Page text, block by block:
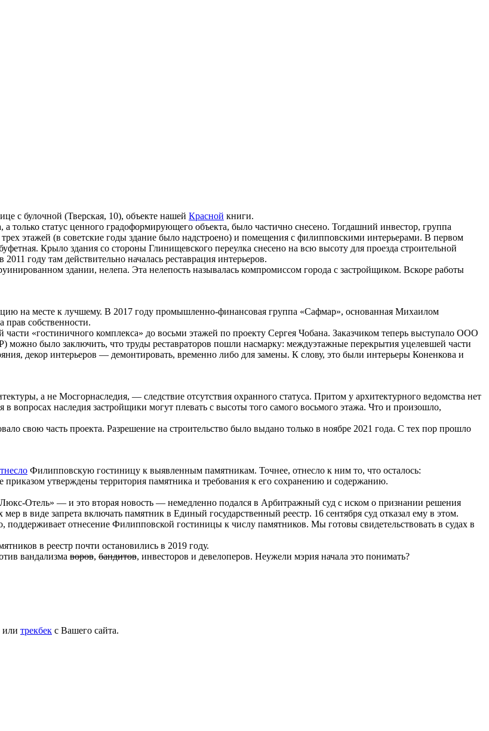
с булочной (Тверская, 10), объекте нашей Красной книги.
только статус ценного градоформирующего объекта, было частично снесено. Тогдашний инвестор, группа
этажей (в советские годы здание было надстроено) и помещения с филипповскими интерьерами. В первом
Крыло здания со стороны Глинищевского переулка снесено на всю высоту для проезда строительной
году там действительно началась реставрация интерьеров.
здании, нелепа. Эта нелепость называлась компромиссом города с застройщиком. Вскоре работы
на месте к лучшему. В 2017 году промышленно-финансовая группа «Сафмар», основанная Михаилом
прав собственности.
«гостиничного комплекса» до восьми этажей по проекту Сергея Чобана. Заказчиком теперь выступало ООО
можно было заключить, что труды реставраторов пошли насмарку: междуэтажные перекрытия уцелевшей части
декор интерьеров — демонтировать, временно либо для замены. К слову, это были интерьеры Коненкова и
а не Мосгорнаследия, — следствие отсутствия охранного статуса. Притом у архитектурного ведомства нет
вопросах наследия застройщики могут плевать с высоты того самого восьмого этажа. Что и произошло,
свою часть проекта. Разрешение на строительство было выдано только в ноябре 2021 года. С тех пор прошло
Филипповскую гостиницу к выявленным памятникам. Точнее, отнесло к ним то, что осталось:
утверждены территория памятника и требования к его сохранению и содержанию.
Отель» — и это вторая новость — немедленно подался в Арбитражный суд с иском о признании решения
мер в виде запрета включать памятник в Единый государственный реестр. 16 сентября суд отказал ему в этом.
поддерживает отнесение Филипповской гостиницы к числу памятников. Мы готовы свидетельствовать в судах в
в реестр почти остановились в 2019 году.
вандализма воров, бандитов, инвесторов и девелоперов. Неужели мэрия начала это понимать?
или трекбек с Вашего сайта.